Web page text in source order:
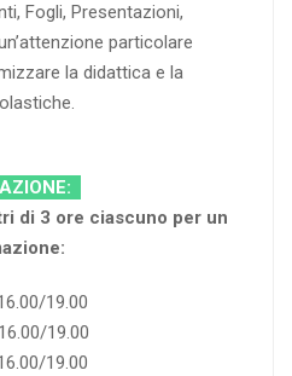
Fogli, Presentazioni,
particolare
la didattica e la
di 3 ore ciascuno per un
19.00
19.00
19.00